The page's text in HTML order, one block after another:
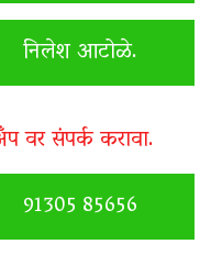
निलेश आटोळे.
वर संपर्क करावा.
91305 85656